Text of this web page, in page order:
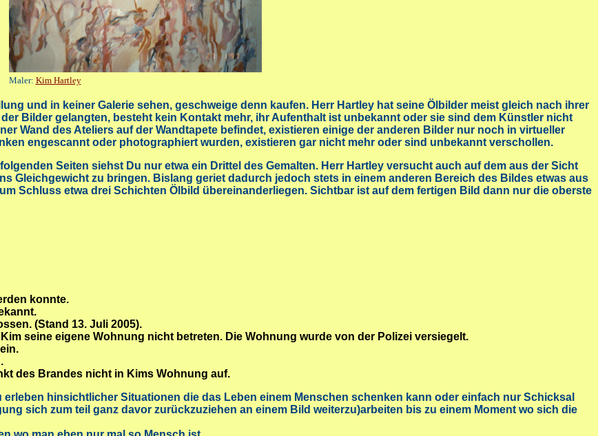
Maler: Kim Hartley
und in keiner Galerie sehen, geschweige denn kaufen. Herr Hartley hat seine Ölbilder meist gleich nach ihrer
Bilder gelangten, besteht kein Kontakt mehr, ihr Aufenthalt ist unbekannt oder sie sind dem Künstler nicht
Wand des Ateliers auf der Wandtapete befindet, existieren einige der anderen Bilder nur noch in virtueller
engescannt oder photographiert wurden, existieren gar nicht mehr oder sind unbekannt verschollen.
Seiten siehst Du nur etwa ein Drittel des Gemalten. Herr Hartley versucht auch auf dem aus der Sicht
Gleichgewicht zu bringen. Bislang geriet dadurch jedoch stets in einem anderen Bereich des Bildes etwas aus
Schluss etwa drei Schichten Ölbild übereinanderliegen. Sichtbar ist auf dem fertigen Bild dann nur die oberste
konnte.
(Stand 13. Juli 2005).
seine eigene Wohnung nicht betreten. Die Wohnung wurde von der Polizei versiegelt.
des Brandes nicht in Kims Wohnung auf.
hinsichtlicher Situationen die das Leben einem Menschen schenken kann oder einfach nur Schicksal
sich zum teil ganz davor zurückzuziehen an einem Bild weiterzu)arbeiten bis zu einem Moment wo sich die